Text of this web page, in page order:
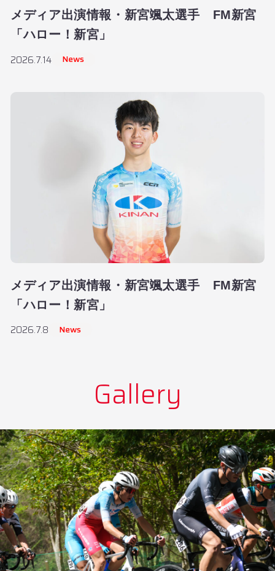
メディア出演情報・新宮颯太選手 FM新宮
「ハロー！新宮」
2026.7.14 News
メディア出演情報・新宮颯太選手 FM新宮
「ハロー！新宮」
2026.7.8 News
Gallery